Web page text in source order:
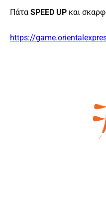
Πάτα SPEED UP και
https://